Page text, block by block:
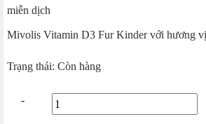
miễn dịch
Mivolis Vitamin D3 Fur Kinder với hương
Trạng thái: Còn hàng